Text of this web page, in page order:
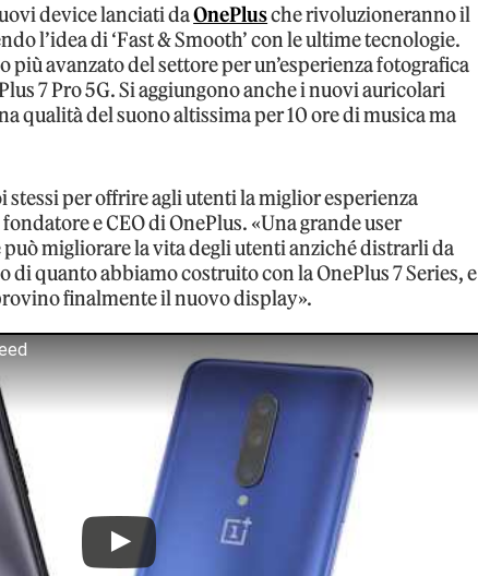
device lanciati daOnePlusche rivoluzioneranno il
l’idea di ‘Fast & Smooth’ con le ultime tecnologie.
più avanzato del settore per un’esperienza fotografica
7 Pro 5G. Si aggiungono anche i nuovi auricolari
qualità del suono altissima per 10 ore di musica ma
per offrire agli utenti la miglior esperienza
e CEO di OnePlus. «Una grande user
migliorare la vita degli utenti anziché distrarli da
di quanto abbiamo costruito con la OnePlus 7 Series, e
finalmente il nuovo display».